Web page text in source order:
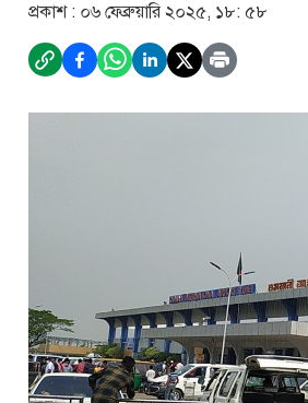
প্রকাশ : ০৬ ফেব্রুয়ারি ২০২৫, ১৮: ৫৮